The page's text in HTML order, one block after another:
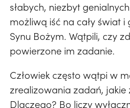
słabych, niezbyt
możliwą iść na cały świat i
Synu Bożym. Wątpili, czy
powierzone im zadanie.
Człowiek często wątpi w
zrealizowania zadań, jakie
Dlaczego? Bo liczy